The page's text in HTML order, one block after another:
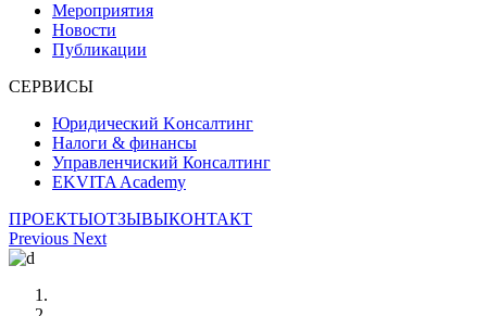
Мероприятия
Новости
Публикации
СЕРВИСЫ
Юридический Kонсалтинг
Налоги & финансы
Управленчиский Консалтинг
EKVITA Academy
ПРОЕКТЫОТЗЫВЫКОНТАКТ
Previous Next